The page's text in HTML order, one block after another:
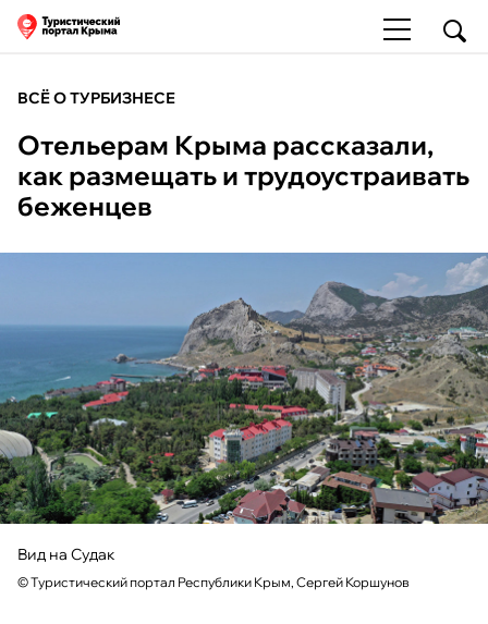
ВСЁ О ТУРБИЗНЕСЕ
Отельерам Крыма рассказали,
как размещать и трудоустраивать
беженцев
Вид на Судак
©Туристический портал Республики Крым, Сергей Коршунов